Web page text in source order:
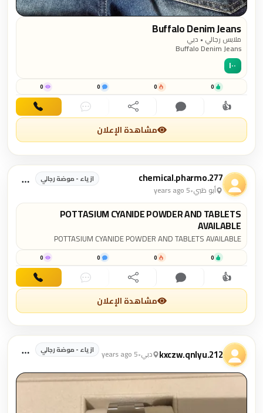
Buffalo Denim Jeans
ملابس رجالي • دبي
Buffalo Denim Jeans
١٠٠
0
0
0
0
👍اهتمام تعليق مشاركة دردشة اتصال
مشاهدة الإعلان
chemical.pharmo.277
أبو ظبي•
5 years ago
ازياء - موضة رجالي
POTTASIUM CYANIDE POWDER AND TABLETS
AVAILABLE
POTTASIUM CYANIDE POWDER AND TABLETS AVAILABLE
0
0
0
0
👍اهتمام تعليق مشاركة دردشة اتصال
مشاهدة الإعلان
kxczw.qnlyu.212 دبي•
5 years ago ازياء - موضة رجالي